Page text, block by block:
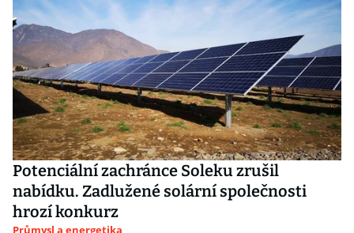
Potenciální zachránce Soleku zrušil
nabídku. Zadlužené solární společnosti
hrozí konkurz
Průmysl a energetika